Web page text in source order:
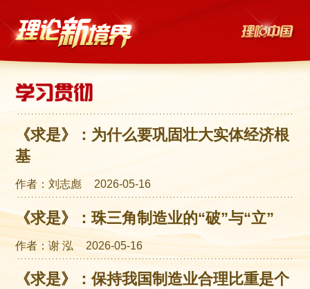
《求是》：为什么要巩固壮大实体经济根
基
作者：刘志彪 2026-05-16
《求是》：珠三角制造业的“破”与“立”
作者：谢 泓 2026-05-16
《求是》：保持我国制造业合理比重是个